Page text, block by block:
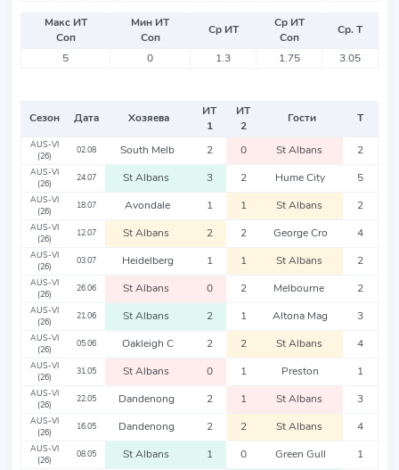
Макс ИТ
Соп
Мин ИТ
Соп
Ср ИТ
Ср ИТ
Соп
Ср. Т
5
0 1.3 1.75 3.05
Сезон Дата Хозяева
ИТ
1
ИТ
2
Гости Т
AUS-VI
(26)
02.08 South Melb 2 0 St Albans 2
AUS-VI
(26)
24.07 St Albans 3 2 Hume City 5
AUS-VI
(26)
18.07 Avondale 1 1 St Albans 2
AUS-VI
(26)
12.07 St Albans 2 2 George Cro 4
AUS-VI
(26)
03.07 Heidelberg 1 1 St Albans 2
AUS-VI
(26)
26.06 St Albans 0 2 Melbourne 2
AUS-VI
(26)
21.06 St Albans 2 1 Altona Mag 3
AUS-VI
(26)
05.06 Oakleigh C 2 2 St Albans 4
AUS-VI
(26)
31.05 St Albans 0 1 Preston 1
AUS-VI
(26)
22.05 Dandenong 2 1 St Albans 3
AUS-VI
(26)
16.05 Dandenong 2 2 St Albans 4
AUS-VI
(26)
08.05 St Albans 1 0 Green Gull 1